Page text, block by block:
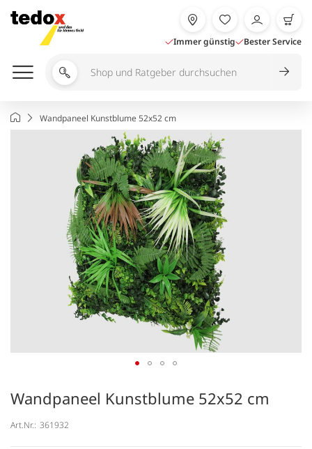
Inhalt
springen
Immer günstig Bester Service
Shop
durchsuchen
StartseiteWandpaneel Kunstblume 52x52 cm
Wandpaneel Kunstblume 52x52 cm
Art.Nr.: 361932